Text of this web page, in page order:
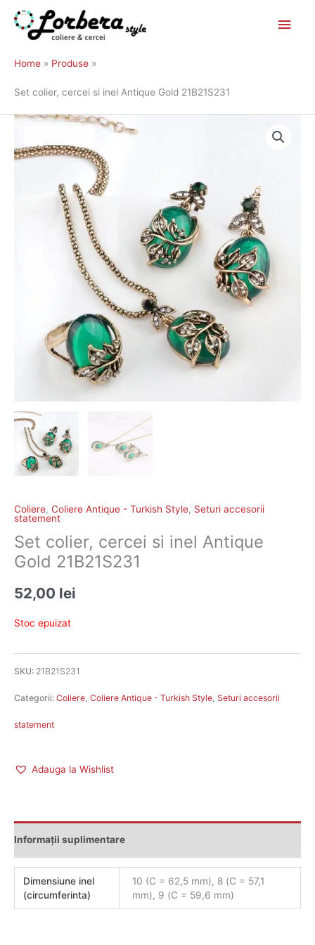
Skip
content
Home Produse
Set colier, cercei si inel Antique Gold 21B21S231
Coliere, Coliere Antique - Turkish Style, Seturi accesorii
statement
Set colier, cercei si inel Antique
Gold 21B21S231
52,00 lei
Stoc epuizat
SKU: 21B21S231
Categorii: Coliere, Coliere Antique - Turkish Style, Seturi accesorii
statement
Adauga la Wishlist
Informații suplimentare
Dimensiune inel
(circumferinta)
10 (C = 62,5 mm), 8 (C = 57,1
mm), 9 (C = 59,6 mm)